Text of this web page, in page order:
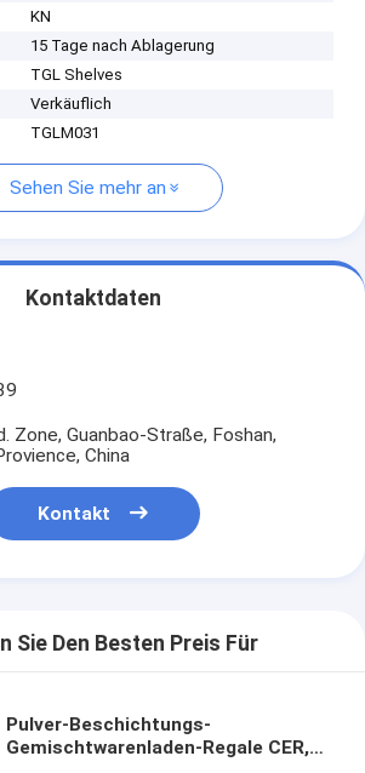
KN
15 Tage nach Ablagerung
TGL Shelves
Verkäuflich
TGLM031
Sehen Sie mehr an
Kontaktdaten
Zone, Guanbao-Straße, Foshan,
China
Kontakt
Sie Den Besten Preis Für
Pulver-Beschichtungs-
Gemischtwarenladen-Regale CER,